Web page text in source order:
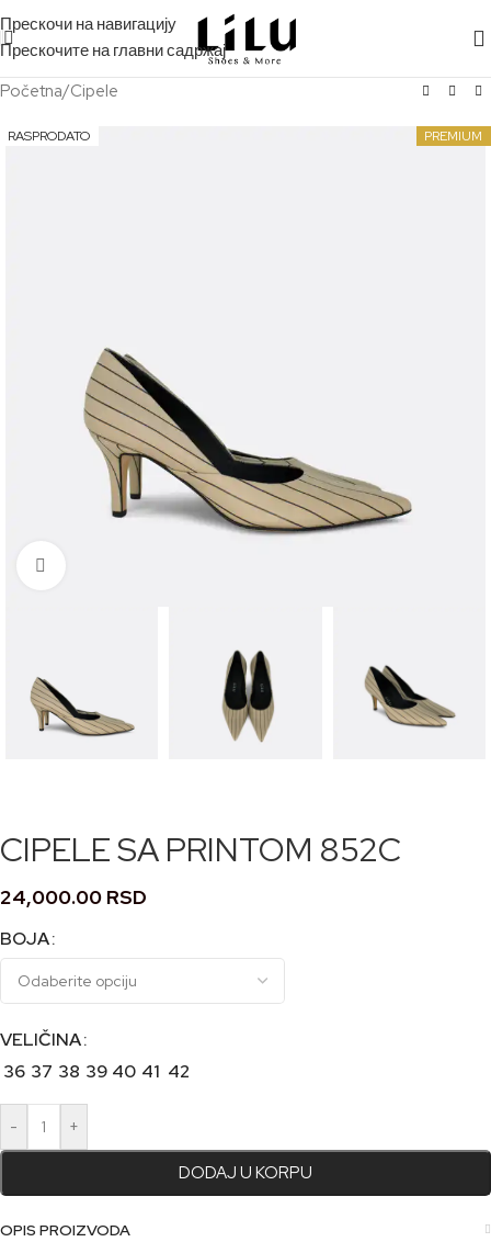
Прескочи на навигацију
Прескочите на главни садржај
Početna/Cipele
RASPRODATO PREMIUM
CIPELE SA PRINTOM 852C
24,000.00 RSD
BOJA
VELIČINA
36 37 38 39 40 41 42
- +
DODAJ U KORPU
Alternative:
OPIS PROIZVODA